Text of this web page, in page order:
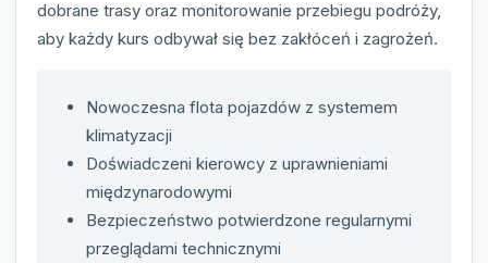
dobrane trasy oraz monitorowanie przebiegu podróży,
aby każdy kurs odbywał się bez zakłóceń i zagrożeń.
Nowoczesna flota pojazdów z systemem
klimatyzacji
Doświadczeni kierowcy z uprawnieniami
międzynarodowymi
Bezpieczeństwo potwierdzone regularnymi
przeglądami technicznymi